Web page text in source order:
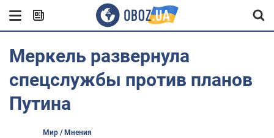
Меркель развернула
спецслужбы против планов
Путина
Мир / Мнения